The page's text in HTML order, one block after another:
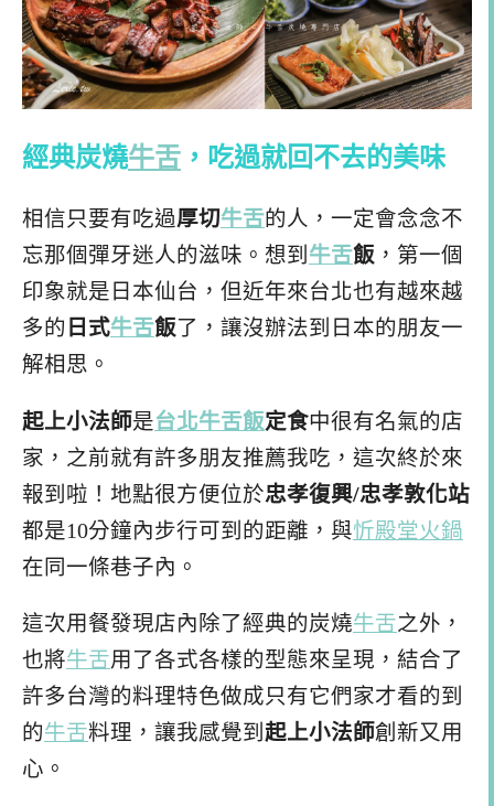
經典炭燒牛舌 ，吃過就回不去的美味
相信只要有吃過厚切牛舌的人，一定會念念不
忘那個彈牙迷人的滋味。想到 牛舌飯 ，第一個
印象就是日本仙台，但近年來台北也有越來越
多的 日式牛舌飯了，讓沒辦法到日本的朋友一
解相思。
起上小法師是台北牛舌飯定食中很有名氣的店
家，之前就有許多朋友推薦我吃，這次終於來
報到啦！地點很方便位於忠孝復興/忠孝敦化站
都是10分鐘內步行可到的距離，與忻殿堂火鍋
在同一條巷子內。
這次用餐發現店內除了經典的炭燒牛舌之外，
也將牛舌用了各式各樣的型態來呈現，結合了
許多台灣的料理特色做成只有它們家才看的到
的牛舌料理，讓我感覺到 起上小法師創新又用
心。